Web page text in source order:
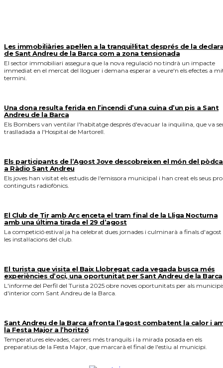
Les immobiliàries apel·len a la tranquil·litat després de la
de Sant Andreu de la Barca com a zona tensionada
El sector immobiliari assegura que la nova regulació no tindrà un impacte
immediat en el mercat del lloguer i demana esperar a veure'n els efectes a
termini.
Una dona resulta ferida en l’incendi d’una cuina d’un pis a Sant
Andreu de la Barca
Els Bombers van ventilar l'habitatge després d'evacuar la inquilina, que va
traslladada a l'Hospital de Martorell.
Els participants de l’Agost Jove descobreixen el món del
a Ràdio Sant Andreu
Els joves han visitat els estudis de l'emissora municipal i han creat els seus
continguts radiofònics.
El Club de Tir amb Arc enceta el tram final de la Lliga Nocturna
amb una última tirada el 29 d’agost
La competició estival ja ha celebrat dues jornades i culminarà a finals d'agost
les instal·lacions del club.
El turista que visita el Baix Llobregat cada vegada busca més
experiències d’oci, una oportunitat per Sant Andreu de la Barca
L'informe del Perfil del Turista 2025 obre noves oportunitats per als
d'interior com Sant Andreu de la Barca.
Sant Andreu de la Barca afronta l’agost combatent la calor i
la Festa Major a l’horitzó
Temperatures elevades, carrers més tranquils i la mirada posada en els
preparatius de la Festa Major, que marcarà el final de l'estiu al municipi.